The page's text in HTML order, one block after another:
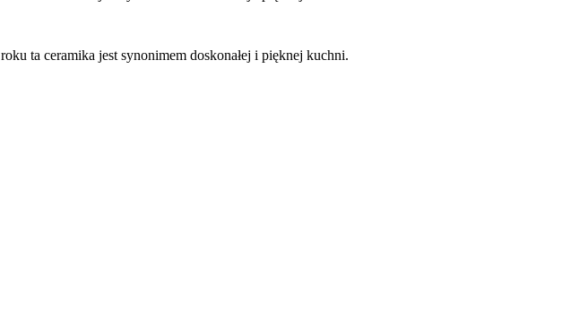
ta ceramika jest synonimem doskonałej i pięknej kuchni.